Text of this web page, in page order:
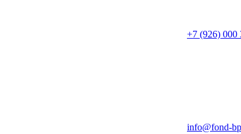
+7 (926) 000
info@fond-